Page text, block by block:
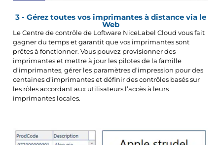
3 - Gérez toutes vos imprimantes à distance via le
Web
Le Centre de contrôle de Loftware NiceLabel Cloud vous fait
gagner du temps et garantit que vos imprimantes sont
prêtes à fonctionner. Vous pouvez provisionner des
imprimantes et mettre à jour les pilotes de la famille
d’imprimantes, gérer les paramètres d’impression pour des
centaines d’imprimantes et définir des contrôles basés sur
les rôles accordant aux utilisateurs l’accès à leurs
imprimantes locales.